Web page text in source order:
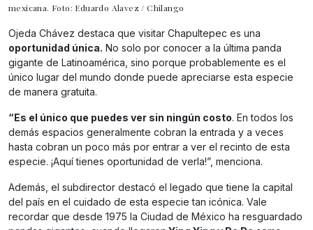
mexicana. Foto: Eduardo Alavez / Chilango
Ojeda Chávez destaca que visitar Chapultepec es una
oportunidad única. No solo por conocer a la última panda
gigante de Latinoamérica, sino porque probablemente es el
único lugar del mundo donde puede apreciarse esta especie
de manera gratuita.
“Es el único que puedes ver sin ningún costo. En todos los
demás espacios generalmente cobran la entrada y a veces
hasta cobran un poco más por entrar a ver el recinto de esta
especie. ¡Aquí tienes oportunidad de verla!”, menciona.
Además, el subdirector destacó el legado que tiene la capital
del país en el cuidado de esta especie tan icónica. Vale
recordar que desde 1975 la Ciudad de México ha resguardado